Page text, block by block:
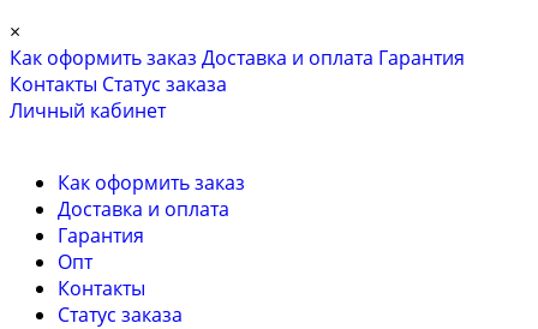
×
Как оформить заказ Доставка и оплата Гарантия
Контакты Cтатус заказа
Личный кабинет
Как оформить заказ
Доставка и оплата
Гарантия
Опт
Контакты
Cтатус заказа